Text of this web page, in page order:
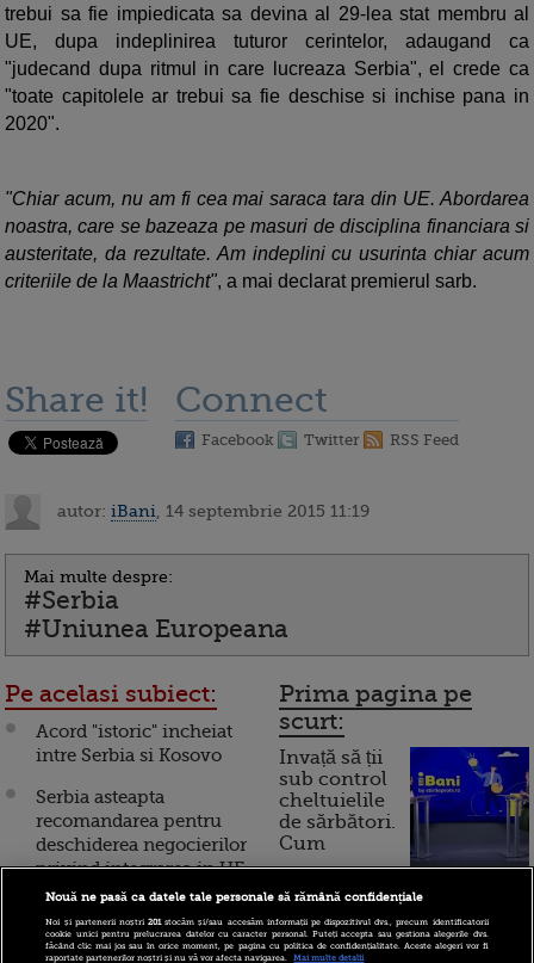
trebui sa fie impiedicata sa devina al 29-lea stat membru al
UE, dupa indeplinirea tuturor cerintelor, adaugand ca
"judecand dupa ritmul in care lucreaza Serbia", el crede ca
"toate capitolele ar trebui sa fie deschise si inchise pana in
2020".
"Chiar acum, nu am fi cea mai saraca tara din UE. Abordarea
noastra, care se bazeaza pe masuri de disciplina financiara si
austeritate, da rezultate. Am indeplini cu usurinta chiar acum
criteriile de la Maastricht", a mai declarat premierul sarb.
Share it! Connect
Facebook Twitter RSS Feed
autor: iBani , 14 septembrie 2015 11:19
Mai multe despre:
#Serbia
#Uniunea Europeana
Pe acelasi subiect:
Acord "istoric" incheiat
intre Serbia si Kosovo
Serbia asteapta
recomandarea pentru
deschiderea negocierilor
privind integrarea in UE,
in septembrie
Vrea sa fie al 29-lea stat
din UE. In 2014, Serbia
Prima pagina pe
scurt:
Invață să ții
sub control
cheltuielile
de sărbători.
Cum
funcționează cardul de
Nouă ne pasă ca datele tale personale să rămână confidențiale
Noi și partenerii noștri201stocăm și/sau accesăm informații pe dispozitivul dvs., precum identificatorii
cookie unici pentru prelucrarea datelor cu caracter personal. Puteți accepta sau gestiona alegerile dvs.
făcând clic mai jos sau în orice moment, pe pagina cu politica de confidențialitate. Aceste alegeri vor fi
raportate partenerilor noștri și nu vă vor afecta navigarea.
Mai multe detalii